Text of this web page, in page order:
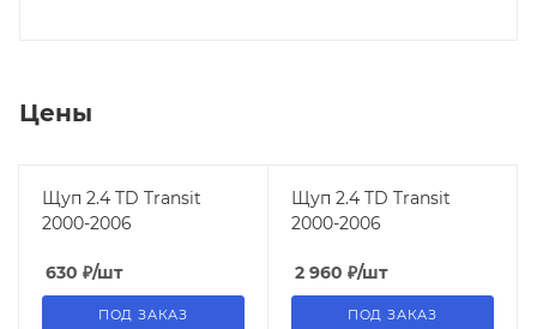
Цены
Щуп 2.4 TD Transit
2000-2006
630 ₽/шт
ПОД ЗАКАЗ
Щуп 2.4 TD Transit
2000-2006
2 960 ₽/шт
ПОД ЗАКАЗ